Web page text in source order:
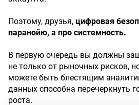
Поэтому, друзья, цифровая
паранойю, а про системность.
В первую очередь вы должны
не только от рыночных рисков,
можете быть блестящим
данных способна перечеркнуть
роста.